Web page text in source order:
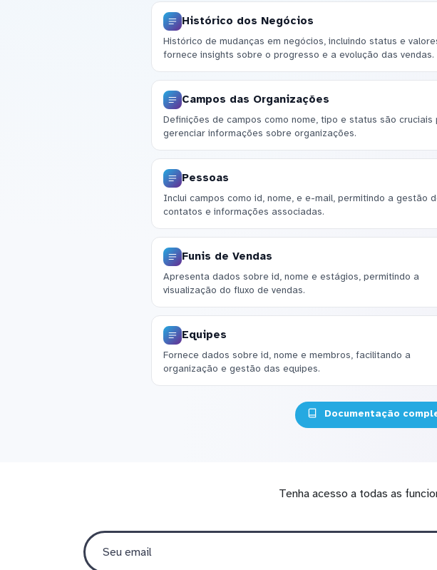
Histórico dos Negócios
Histórico de mudanças em negócios, incluindo status e
fornece insights sobre o progresso e a evolução das vendas.
Campos das Organizações
Definições de campos como nome, tipo e status são cruciais
gerenciar informações sobre organizações.
Pessoas
Inclui campos como id, nome, e e-mail, permitindo a gestão
contatos e informações associadas.
Funis de Vendas
Apresenta dados sobre id, nome e estágios, permitindo a
visualização do fluxo de vendas.
Equipes
Fornece dados sobre id, nome e membros, facilitando a
organização e gestão das equipes.
Documentação
Tenha acesso a todas as